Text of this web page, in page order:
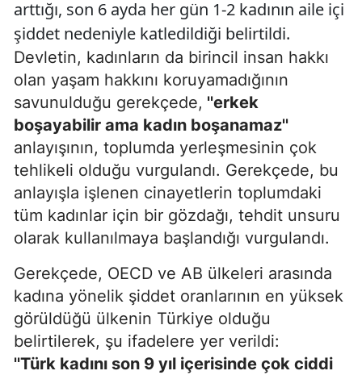
arttığı, son 6 ayda her gün 1-2 kadının aile içi
şiddet nedeniyle katledildiği belirtildi.
Devletin, kadınların da birincil insan hakkı
olan yaşam hakkını koruyamadığının
savunulduğu gerekçede, ''erkek
boşayabilir ama kadın boşanamaz''
anlayışının, toplumda yerleşmesinin çok
tehlikeli olduğu vurgulandı. Gerekçede, bu
anlayışla işlenen cinayetlerin toplumdaki
tüm kadınlar için bir gözdağı, tehdit unsuru
olarak kullanılmaya başlandığı vurgulandı.
Gerekçede, OECD ve AB ülkeleri arasında
kadına yönelik şiddet oranlarının en yüksek
görüldüğü ülkenin Türkiye olduğu
belirtilerek, şu ifadelere yer verildi:
''Türk kadını son 9 yıl içerisinde çok ciddi